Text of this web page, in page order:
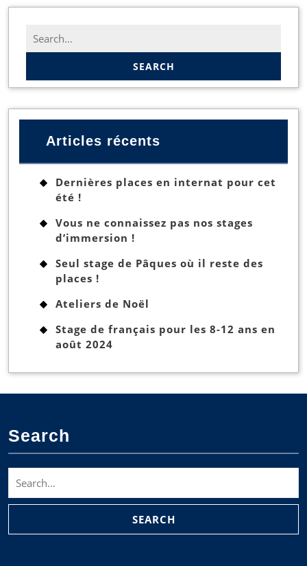
Search
for:
Articles récents
Dernières places en internat pour cet
été !
Vous ne connaissez pas nos stages
d’immersion !
Seul stage de Pâques où il reste des
places !
Ateliers de Noël
Stage de français pour les 8-12 ans en
août 2024
Search
for: